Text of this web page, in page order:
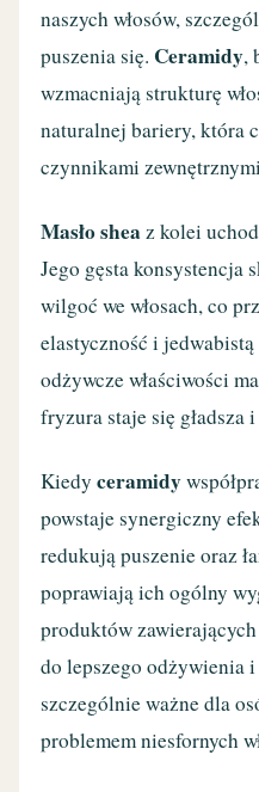
naszych włosów,
puszenia się. Ceramidy,
wzmacniają strukturę
naturalnej bariery, która
czynnikami
Masło shea z kolei
Jego gęsta konsystencja
wilgoć we włosach, co
elastyczność i
odżywcze właściwości
fryzura staje się gładsza
Kiedyceramidy
powstaje synergiczny
redukują puszenie oraz
poprawiają ich ogólny
produktów
do lepszego odżywienia
szczególnie ważne dla
problemem niesfornych